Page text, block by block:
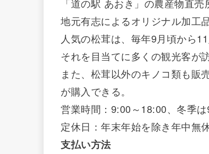
「道の駅 あおき」の農産物直
地元有志によるオリジナル加工
人気の松茸は、毎年9月頃から
それを目当てに多くの観光客が
また、松茸以外のキノコ類も販
が購入できる。
営業時間：9:00～18:00、冬季
定休日：年末年始を除き年中無
支払い方法